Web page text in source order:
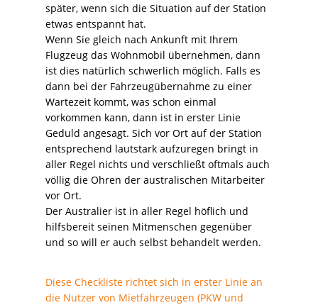
später, wenn sich die Situation auf der Station
etwas entspannt hat.
Wenn Sie gleich nach Ankunft mit Ihrem
Flugzeug das Wohnmobil übernehmen, dann
ist dies natürlich schwerlich möglich. Falls es
dann bei der Fahrzeugübernahme zu einer
Wartezeit kommt, was schon einmal
vorkommen kann, dann ist in erster Linie
Geduld angesagt. Sich vor Ort auf der Station
entsprechend lautstark aufzuregen bringt in
aller Regel nichts und verschließt oftmals auch
völlig die Ohren der australischen Mitarbeiter
vor Ort.
Der Australier ist in aller Regel höflich und
hilfsbereit seinen Mitmenschen gegenüber
und so will er auch selbst behandelt werden.
Diese Checkliste richtet sich in erster Linie an
die Nutzer von Mietfahrzeugen (PKW und